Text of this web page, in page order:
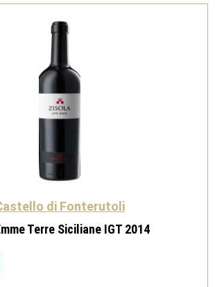
di Fonterutoli
Terre Siciliane IGT 2014